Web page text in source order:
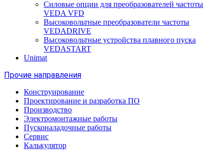
Силовые опции для преобразователей частоты
VEDA VFD
Высоковольтные преобразователи частоты
VEDADRIVE
Высоковольтные устройства плавного пуска
VEDASTART
Unimat
Прочие направления
Конструирование
Проектирование и разработка ПО
Производство
Электромонтажные работы
Пусконаладочные работы
Сервис
Калькулятор